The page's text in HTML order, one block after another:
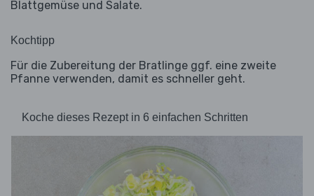
Blattgemüse und Salate.
Kochtipp
Für die Zubereitung der Bratlinge ggf. eine zweite
Pfanne verwenden, damit es schneller geht.
Koche dieses Rezept in 6 einfachen Schritten